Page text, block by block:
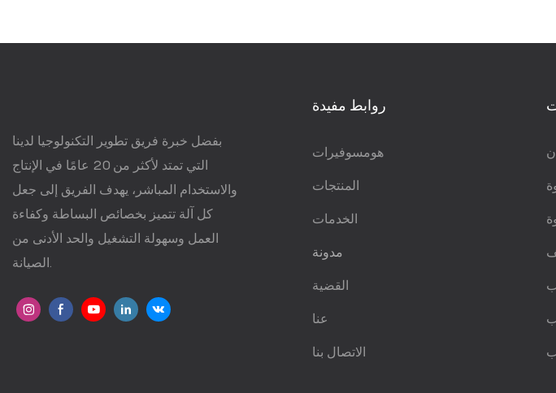
بفضل خبرة فريق تطوير التكنولوجيا لدينا
التي تمتد لأكثر من 20 عامًا في الإنتاج
والاستخدام المباشر، يهدف الفريق إلى جعل
كل آلة تتميز بخصائص البساطة وكفاءة
العمل وسهولة التشغيل والحد الأدنى من
روابط مفيدة
هومسوفيرات
المنتجات
الخدمات
مدونة
القضية
عنا
الاتصال بنا